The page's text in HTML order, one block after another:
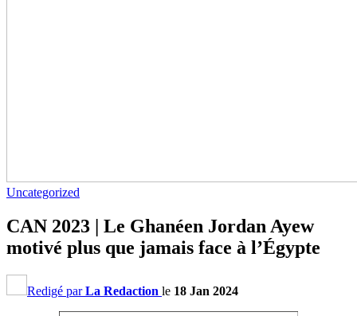
Uncategorized
CAN 2023 | Le Ghanéen Jordan Ayew
motivé plus que jamais face à l’Égypte
Redigé parLa Redaction le 18 Jan 2024